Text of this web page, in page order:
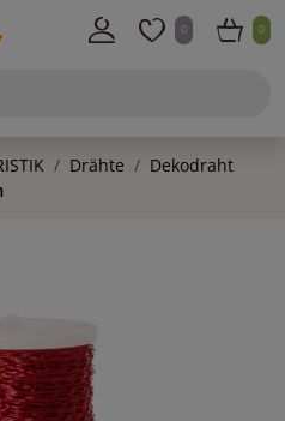
0 0
Drähte
Dekodraht